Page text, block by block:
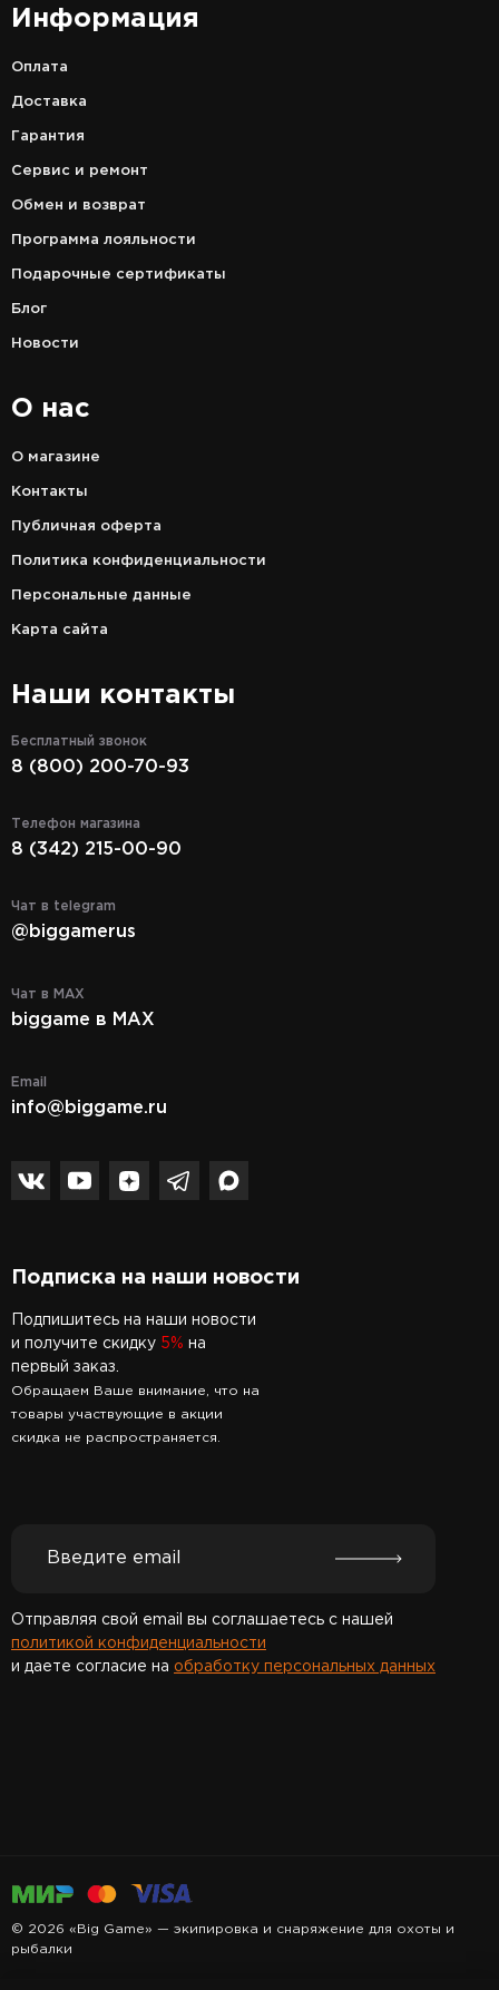
Информация
Оплата
Доставка
Гарантия
Сервис и ремонт
Обмен и возврат
Программа лояльности
Подарочные сертификаты
Блог
Новости
О нас
О магазине
Контакты
Публичная оферта
Политика конфиденциальности
Персональные данные
Карта сайта
Наши контакты
Бесплатный звонок
8 (800) 200-70-93
Телефон магазина
8 (342) 215-00-90
Чат в telegram
@biggamerus
Чат в MAX
biggame в MAX
Email
info@biggame.ru
Подписка на наши новости
Подпишитесь на наши новости
и получите скидку 5% на
первый заказ.
Обращаем Ваше внимание, что на
товары участвующие в акции
скидка не распространяется.
Отправляя свой email вы соглашаетесь с нашей
политикой конфиденциальности
и даете согласие на обработку персональных данных
© 2026 «Big Game» — экипировка и снаряжение для охоты и
рыбалки